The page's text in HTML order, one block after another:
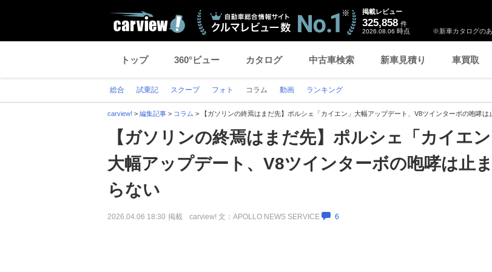
※新車カタログの
掲載レビュー
325,858 件
2026.08.06 時点
トップ 360°ビュー カタログ 中古車検索 新車見積り 車買取
総合 試乗記 スクープ フォト コラム 動画 ランキング
carview! > 編集記事 > コラム > 【ガソリンの終焉はまだ先】ポルシェ「カイエン」大幅アップデート、V8ツインターボの咆哮は
【ガソリンの終焉はまだ先】ポルシェ「カイエン
大幅アップデート、V8ツインターボの咆哮は止ま
らない
2026.04.06 18:30 掲載 carview! 文：APOLLO NEWS SERVICE 6